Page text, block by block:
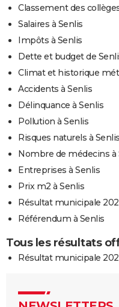
Classement des
Salaires à Senlis
Impôts à Senlis
Dette et budget de
Climat et historique
Accidents à Senlis
Délinquance à Senlis
Pollution à Senlis
Risques naturels à Senlis
Nombre de médecins à
Entreprises à Senlis
Prix m2 à Senlis
Résultat municipale
Référendum à Senlis
Tous les résultats
Résultat municipale